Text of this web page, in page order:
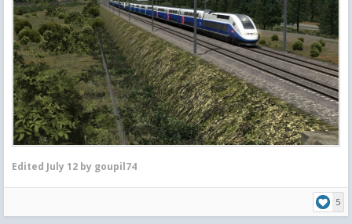
Edited July 12 by goupil74
5